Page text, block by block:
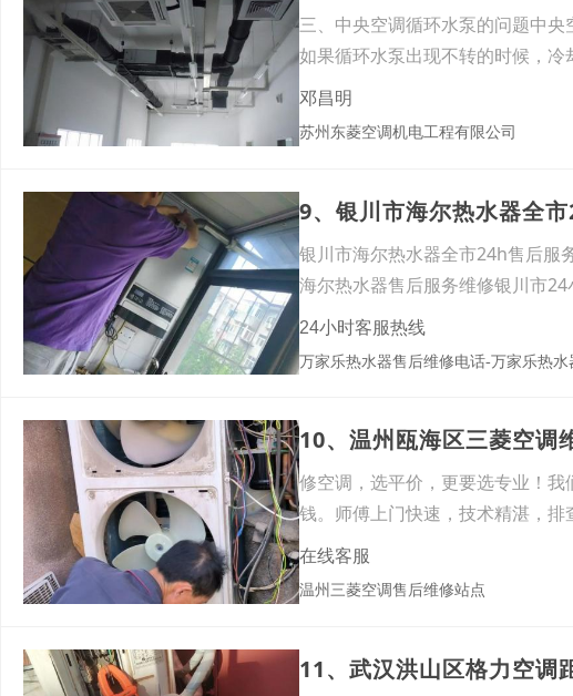
三、中央空调循环水泵的问题中
如果循环水泵出现不转的时候，
凝器
邓昌明
苏州东菱空调机电工程有限公司
9、银川市海尔热水器全
银川市海尔热水器全市24h售后服
海尔热水器售后服务维修银川市
24小时客服热线
修空调，选平价，更要选专业！
钱。师傅上门快速，技术精湛，
加价
在线客服
温州三菱空调售后维修站点